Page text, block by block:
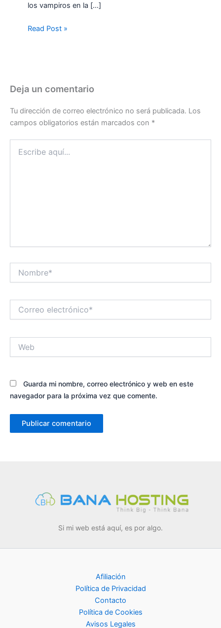
los vampiros en la […]
Read Post »
Deja un comentario
Tu dirección de correo electrónico no será publicada. Los
campos obligatorios están marcados con *
aquí...
electrónico*
Guarda mi nombre, correo electrónico y web en este
navegador para la próxima vez que comente.
Si mi web está aquí, es por algo.
Afiliación
Política de Privacidad
Contacto
Política de Cookies
Avisos Legales